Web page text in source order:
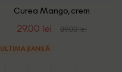
Curea Mango, crem
29.00 lei 89.00 lei
ULTIMA ȘANSĂ